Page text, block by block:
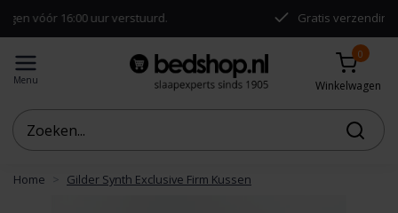
16:00 uur verstuurd. Gratis verzending vanaf
Menu
0
Winkelwagen
Home Gilder Synth Exclusive Firm Kussen